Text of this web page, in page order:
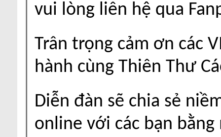
vui lòng liên hệ qua
Trân trọng cảm ơn các
hành cùng Thiên Thư
Diễn đàn sẽ chia sẻ
online với các bạn